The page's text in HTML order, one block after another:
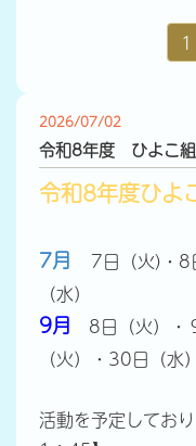
1
2026/07/02
令和8年度 ひよこ組
令和8年度ひよ
7月 7日（火) ・
（水）
9月 8日（火）・
（火）・30日（水）
活動を予定してお